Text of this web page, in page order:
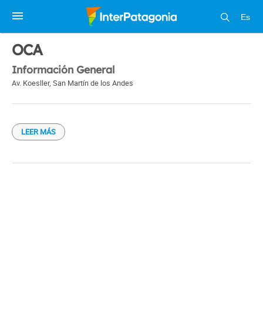
Es
1 / 1
OCA
Información General
Av. Koesller, San Martín de los Andes
LEER MÁS